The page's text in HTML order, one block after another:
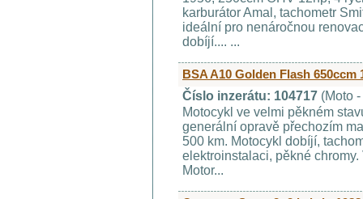
karburátor Amal, tachometr
ideální pro nenáročnou
dobíjí.... ...
BSA A10 Golden Flash 650ccm
Číslo inzerátu: 104717 (Moto
Motocykl ve velmi pěkném
generální opravě přechozím
500 km. Motocykl dobíjí,
elektroinstalaci, pěkné
Motor...